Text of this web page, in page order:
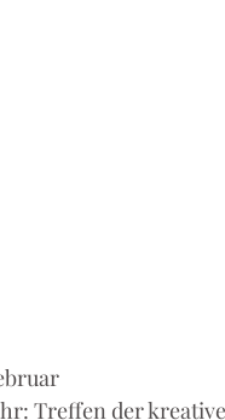
Uhr: Treffen der